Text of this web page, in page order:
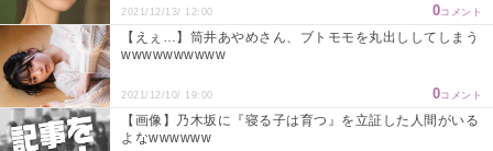
2021/12/13/ 12:00 0コメント
【えぇ…】筒井あやめさん、ブトモモを丸出ししてしまう
wwwwwwwwww
2021/12/10/ 19:00 0コメント
【画像】乃木坂に『寝る子は育つ』を立証した人間がいる
よなwwwwww